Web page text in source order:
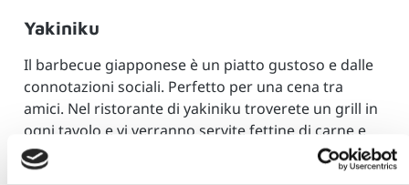
Yakiniku
Il barbecue giapponese è un piatto gustoso e dalle
connotazioni sociali. Perfetto per una cena tra
amici. Nel ristorante di yakiniku troverete un grill in
ogni tavolo e vi verranno servite fettine di carne e
verdure crude da cucinare direttamente (e
autonomamente) al vostro tavolo.